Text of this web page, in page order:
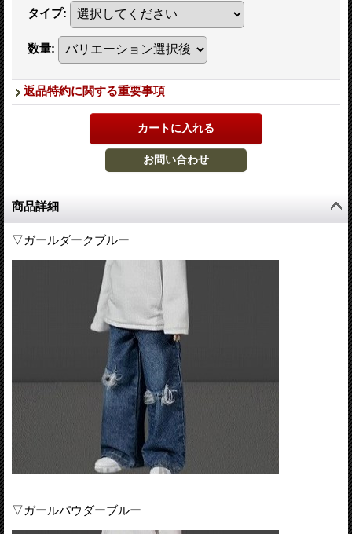
タイプ:
数量:
返品特約に関する重要事項
商品詳細
▽ガールダークブルー
▽ガールパウダーブルー